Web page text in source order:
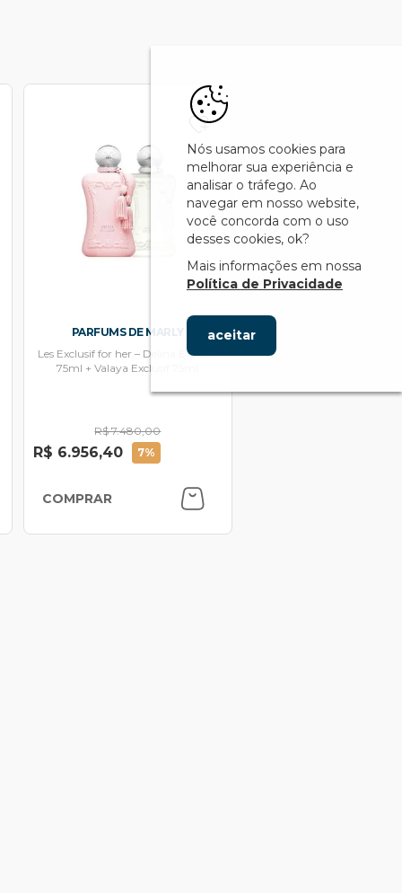
PARFUMS DE MARLY
Les Exclusif for her – Delina Exclusif
75ml + Valaya Exclusif 75ml
R$ 7.480,00
R$ 6.956,40 7%
COMPRAR
Nós usamos cookies para
melhorar sua experiência e
analisar o tráfego. Ao
navegar em nosso website,
você concorda com o uso
desses cookies, ok?
Mais informações em nossa
Política de Privacidade
aceitar